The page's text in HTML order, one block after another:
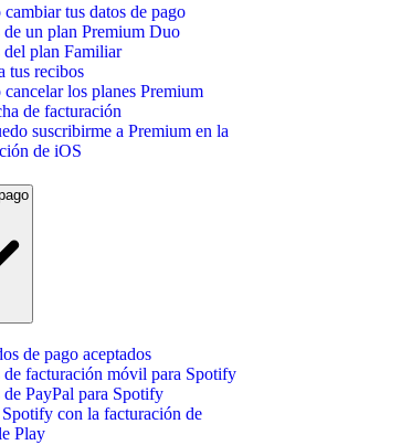
tus datos de pago
de un plan Premium Duo
del plan Familiar
tus recibos
los planes Premium
de facturación
suscribirme a Premium en la
de iOS
de pago aceptados
de facturación móvil para Spotify
de PayPal para Spotify
Spotify con la facturación de
Play